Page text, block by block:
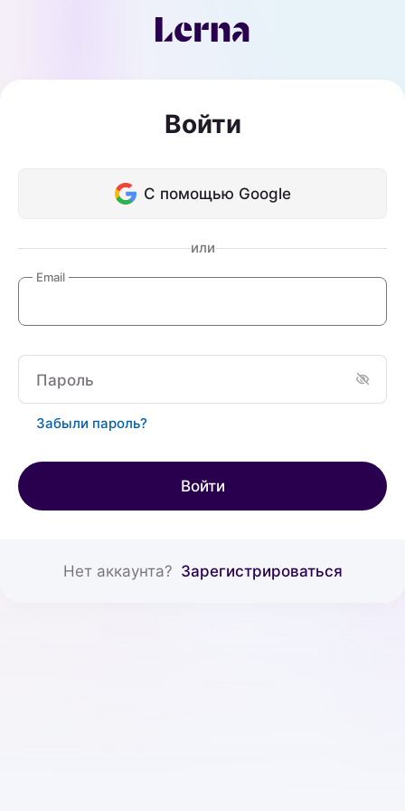
Войти
С помощью Google
или
Email
Пароль
Забыли пароль?
Войти
Нет аккаунта? Зарегистрироваться